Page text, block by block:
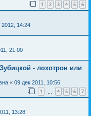
1 2 3 4 5 6
2012, 14:24
21:00
- лохотрон или
« 09 дек 2011, 10:56
1 4 5 6 7
13:28